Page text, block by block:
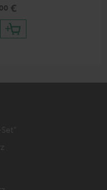
für eine überragende
mit lebensechten
und Farben
00 €